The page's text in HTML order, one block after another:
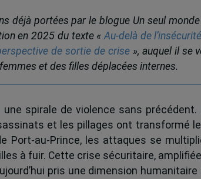
déjà portées par le blogue Un seul
en 2025 du texte « Au-delà de
de sortie de crise », auquel il se
et des filles déplacées internes.
une spirale de violence sans
et les pillages ont transformé
Port-au-Prince, les attaques se
à fuir. Cette crise sécuritaire,
pris une dimension